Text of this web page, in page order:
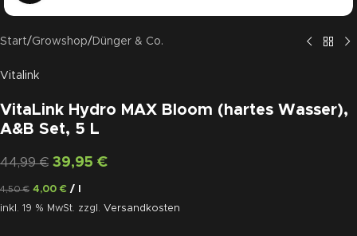
Start/Growshop/ Dünger & Co.
Vitalink
VitaLink Hydro MAX Bloom (hartes Wasser),
A&B Set, 5 L
44,99€ 39,95 €
4,50€ 4,00€ /
inkl. 19 % MwSt. zzgl. Versandkosten